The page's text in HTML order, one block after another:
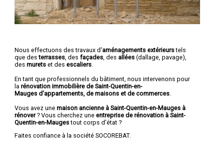
Nous effectuons des travaux d'aménagements extérieurstels
que desterrasses , des façades , des allées (dallage, pavage),
des murets et des escaliers
En tant que professionnels du bâtiment, nous intervenons pour
la rénovation immobilière de Saint-Quentin-en-
Mauges d'appartements, de maisons et de commerces
Vous avez une maison ancienne à Saint-Quentin-en-Mauges à
rénover? Vous cherchez une entreprise de rénovation à Saint-
Quentin-en-Maugestout corps d'état ?
Faites confiance à la société SOCOREBAT.